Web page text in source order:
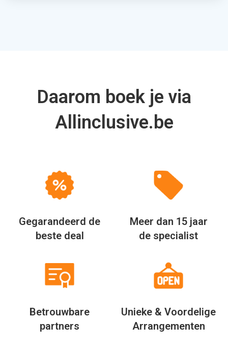
Daarom boek je via
Allinclusive.be
Gegarandeerd de
beste deal
Meer dan 15 jaar
de specialist
Betrouwbare
partners
Unieke & Voordelige
Arrangementen